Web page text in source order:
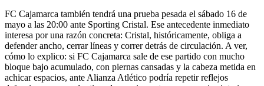
FC Cajamarca también tendrá una prueba pesada el sábado 16 de
mayo a las 20:00 ante Sporting Cristal. Ese antecedente inmediato
interesa por una razón concreta: Cristal, históricamente, obliga a
defender ancho, cerrar líneas y correr detrás de circulación. A ver,
cómo lo explico: si FC Cajamarca sale de ese partido con mucho
bloque bajo acumulado, con piernas cansadas y la cabeza metida en
achicar espacios, ante Alianza Atlético podría repetir reflejos